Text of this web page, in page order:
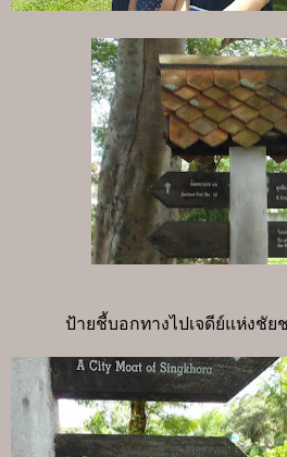
ป้ายชี้บอกทางไปเจดีย์แห่งชัย